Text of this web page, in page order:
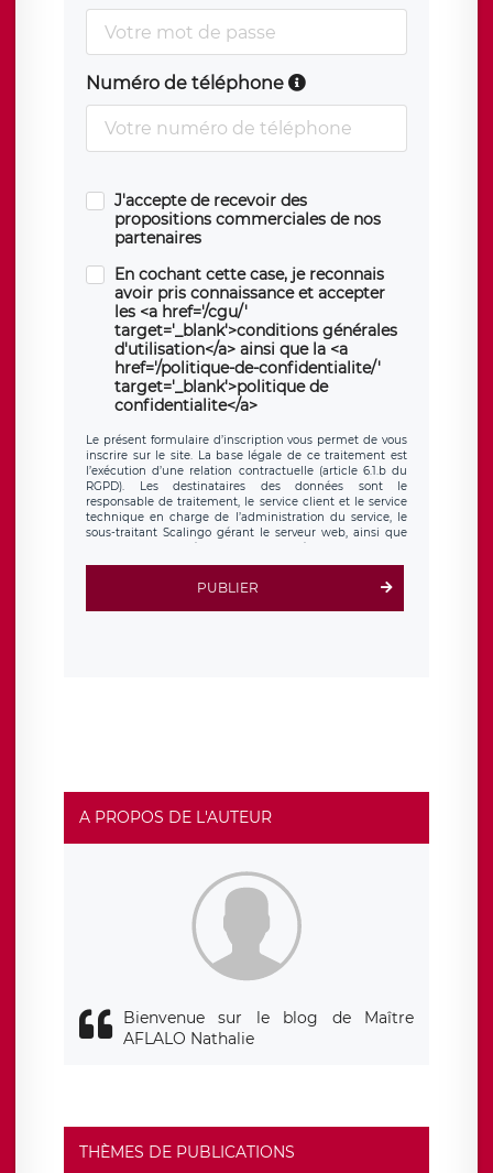
Numéro de téléphone
J'accepte de recevoir des
propositions commerciales de nos
partenaires
En cochant cette case, je reconnais
avoir pris connaissance et accepter
les <a href='/cgu/'
target='_blank'>conditions générales
d'utilisation</a> ainsi que la <a
href='/politique-de-confidentialite/'
target='_blank'>politique de
confidentialite</a>
Le présent formulaire d’inscription vous permet de vous
inscrire sur le site. La base légale de ce traitement est
l’exécution d’une relation contractuelle (article 6.1.b du
RGPD). Les destinataires des données sont le
responsable de traitement, le service client et le service
technique en charge de l’administration du service, le
sous-traitant Scalingo gérant le serveur web, ainsi que
toute personne légalement autorisée. Le formulaire
d’inscription est hébergé sur un serveur hébergé par
clauses de
protection conformes au RGPD
. Les données collectées
sont conservées jusqu’à ce que l’Internaute en sollicite la
rue Léopold Sédar Senghor, joignable à l’adresse mail :
responsabledetraitement@legavox.fr. Vous avez
également le droit d’introduire une réclamation auprès
d’une autorité de contrôle.
PUBLIER
A PROPOS DE L'AUTEUR
Bienvenue sur le blog de Maître
AFLALO Nathalie
THÈMES DE PUBLICATIONS